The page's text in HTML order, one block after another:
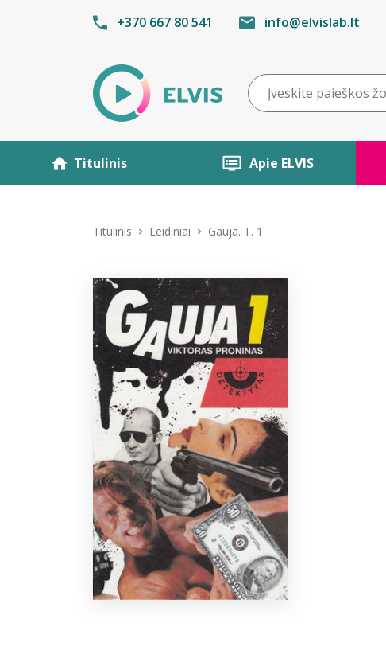
+370 667 80 541 info@elvislab.lt
Titulinis Apie ELVIS
Titulinis Leidiniai Gauja. T. 1